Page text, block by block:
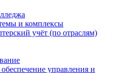
и комплексы
учёт (по отраслям)
управления и